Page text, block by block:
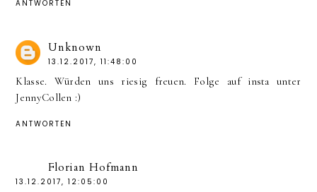
ANTWORTEN
Unknown
13.12.2017, 11:48:00
Klasse. Würden uns riesig freuen. Folge auf insta unter
JennyCollen :)
ANTWORTEN
Florian Hofmann
13.12.2017, 12:05:00